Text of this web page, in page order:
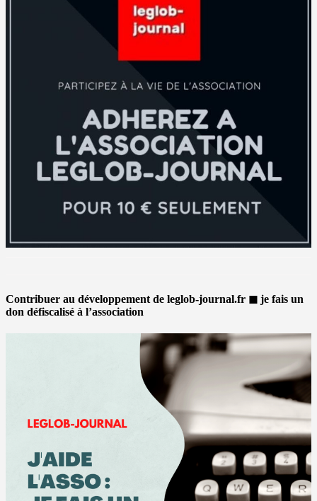
Contribuer au développement de leglob-journal.fr ◼ je fais un
don défiscalisé à l’association